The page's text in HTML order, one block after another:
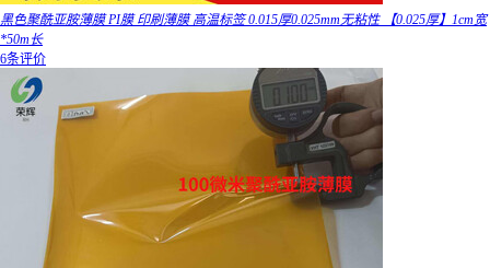
黑色聚酰亚胺薄膜 PI膜 印刷薄膜 高温标签 0.015厚0.025mm无粘性 【0.025厚】1cm宽
*50m长
6条评价